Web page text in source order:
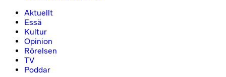
Aktuellt
Essä
Kultur
Opinion
Rörelsen
TV
Poddar